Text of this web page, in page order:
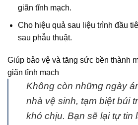
giãn tĩnh mạch.
Cho hiệu quả sau liệu trình đầu
sau phẫu thuật.
Giúp bảo vệ và tăng sức bền thành
giãn tĩnh mạch
Không còn những ngày
nhà vệ sinh, tạm biệt búi
khó chịu. Bạn sẽ lại tự tin